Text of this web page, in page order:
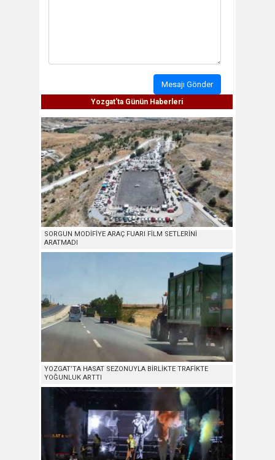
Mesajı Gönder
Yozgat'ta Günün Haberleri
SORGUN MODİFİYE ARAÇ FUARI FİLM SETLERİNİ
ARATMADI
YOZGAT’TA HASAT SEZONUYLA BİRLİKTE TRAFİKTE
YOĞUNLUK ARTTI